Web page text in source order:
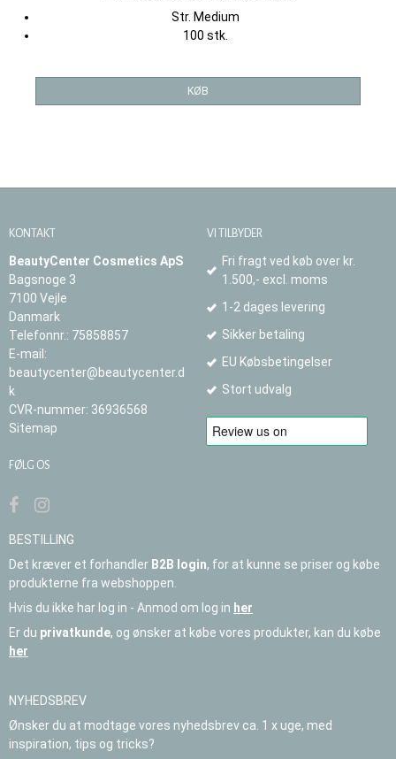
Str. Medium
100 stk.
KØB
KONTAKT
BeautyCenter Cosmetics ApS
Bagsnoge 3
7100 Vejle
Danmark
Telefonnr.: 75858857
E-mail:
beautycenter@beautycenter.d
k
CVR-nummer: 36936568
Sitemap
FØLG OS
VI TILBYDER
Fri fragt ved køb over kr.
1.500,- excl. moms
1-2 dages levering
Sikker betaling
EU Købsbetingelser
Stort udvalg
BESTILLING
Det kræver et forhandler B2B login, for at kunne se priser og købe
produkterne fra webshoppen.
Hvis du ikke har log in - Anmod om log in her
Er du privatkunde, og ønsker at købe vores produkter, kan du købe
her
NYHEDSBREV
Ønsker du at modtage vores nyhedsbrev ca. 1 x uge, med
inspiration, tips og tricks?